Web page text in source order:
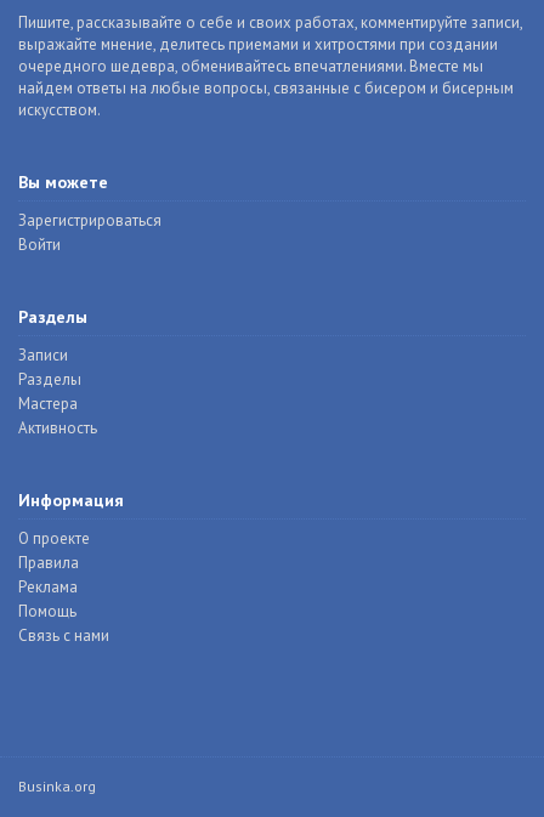
Пишите, рассказывайте о себе и своих работах, комментируйте записи,
выражайте мнение, делитесь приемами и хитростями при создании
очередного шедевра, обменивайтесь впечатлениями. Вместе мы
найдем ответы на любые вопросы, связанные с бисером и бисерным
искусством.
Вы можете
Зарегистрироваться
Войти
Разделы
Записи
Разделы
Мастера
Активность
Информация
О проекте
Правила
Реклама
Помощь
Связь с нами
Businka.org